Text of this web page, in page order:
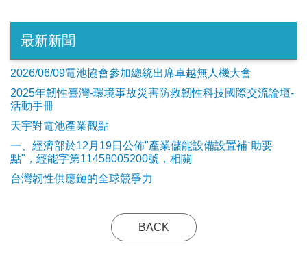
最新新聞
2026/06/09電池協會參加總統出席卓越無人機大會
2025年韌性臺灣-環境事故災害防救韌性科技國際交流論壇-
活動手冊
天宇對電池產業觀點
​一、經濟部於12月19日公佈"產業儲能設備設置補ˋ助要
點"，經能字第11458005200號，相關
台灣韌性供應鏈的全球競爭力
BACK